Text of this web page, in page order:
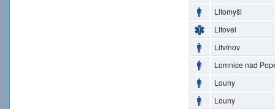
Litomyšl
Litovel
Litvínov
Lomnice nad
Louny
Louny